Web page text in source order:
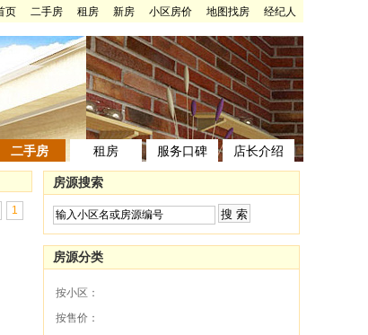
页 二手房 租房 新房 小区房价 地图找房 经纪人
二手房 租房 服务口碑 店长介绍
1
房源搜索
房源分类
按小区：
按售价：